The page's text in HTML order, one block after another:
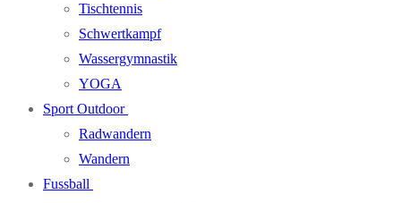
Tischtennis
Schwertkampf
Wassergymnastik
YOGA
Sport Outdoor
Radwandern
Wandern
Fussball